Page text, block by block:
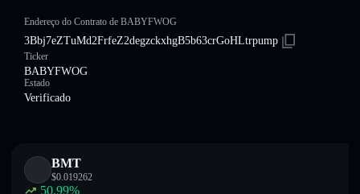
Endereço do Contrato de BABYFWOG
3Bbj7eZTuMd2FrfeZ2degzckxhgB5b63crGoHLtrpump
Ticker
BABYFWOG
Estado
Verificado
BMT
$0.019262
50.99%